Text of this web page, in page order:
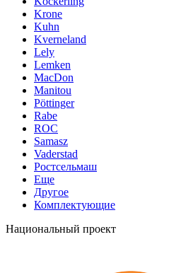
Krone
Kuhn
Kverneland
Lely
Lemken
MacDon
Manitou
Pöttinger
Rabe
ROC
Samasz
Vaderstad
Ростсельмаш
Еще
Другое
Комплектующие
Национальный проект